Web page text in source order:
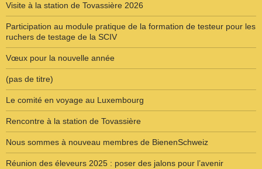
Visite à la station de Tovassière 2026
Participation au module pratique de la formation de testeur pour les
ruchers de testage de la SCIV
Vœux pour la nouvelle année
(pas de titre)
Le comité en voyage au Luxembourg
Rencontre à la station de Tovassière
Nous sommes à nouveau membres de BienenSchweiz
Réunion des éleveurs 2025 : poser des jalons pour l’avenir